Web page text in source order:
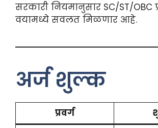
सरकारी नियमानुसार SC/ST/OBC
वयामध्ये सवलत मिळणार आहे.
अर्ज शुल्क
प्रवर्ग